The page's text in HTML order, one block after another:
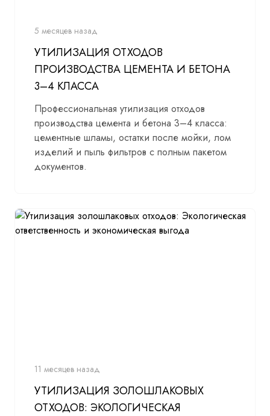
5 месяцев назад
УТИЛИЗАЦИЯ ОТХОДОВ
ПРОИЗВОДСТВА ЦЕМЕНТА И БЕТОНА
3–4 КЛАССА
Профессиональная утилизация отходов
производства цемента и бетона 3–4 класса:
цементные шламы, остатки после мойки, лом
изделий и пыль фильтров с полным пакетом
документов.
11 месяцев назад
УТИЛИЗАЦИЯ ЗОЛОШЛАКОВЫХ
ОТХОДОВ: ЭКОЛОГИЧЕСКАЯ